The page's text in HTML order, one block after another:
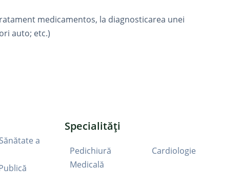
medicamentos, la diagnosticarea unei
auto; etc.)
a
Specialități
Pedichiură
Medicală
Cardiologie